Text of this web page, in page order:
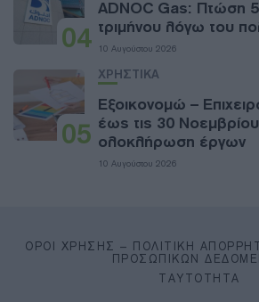
04
ADNOC Gas: Πτώση
τριμήνου λόγω του
10 Αυγούστου 2026
05
ΧΡΗΣΤΙΚΑ
Εξοικονομώ –
έως τις 30 Νοεμβρίου
ολοκλήρωση έργων
10 Αυγούστου 2026
ΌΡΟΙ ΧΡΉΣΗΣ – ΠΟΛΙΤΙΚΉ
ΠΡΟΣΩΠΙΚΏΝ
ΤΑΥΤΌΤΗΤΑ